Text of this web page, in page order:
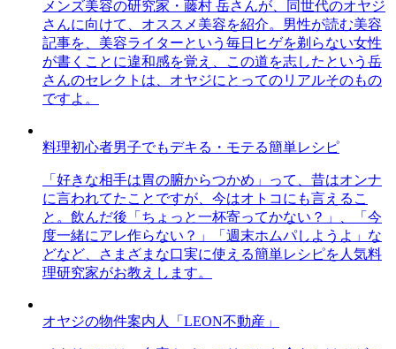
メンズ美容の研究家・藤村 岳さんが、同世代のオヤジ
さんに向けて、オススメ美容を紹介。男性が読む美容
記事を、美容ライターという毎日ヒゲを剃らない女性
が書くことに違和感を覚え、この道を志したという岳
さんのセレクトは、オヤジにとってのリアルそのもの
ですよ。
料理初心者男子でもデキる・モテる簡単レシピ
「好きな相手は胃の腑からつかめ」って、昔はオンナ
に言われてたことですが、今はオトコにも言えるこ
と。飲んだ後「ちょっと一杯寄ってかない？」、「今
度一緒にアレ作らない？」「週末ホムパしようよ」な
どなど、さまざまな口実に使える簡単レシピを人気料
理研究家がお教えします。
オヤジの物件案内人「LEON不動産」